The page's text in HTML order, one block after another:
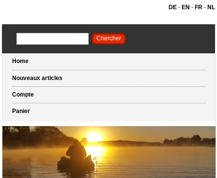
DE- EN - FR- NL
Home
Nouveaux articles
Compte
Panier